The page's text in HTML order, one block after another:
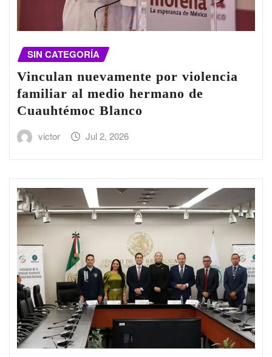
SIN CATEGORÍA
Vinculan nuevamente por violencia
familiar al medio hermano de
Cuauhtémoc Blanco
victor Jul 2, 2026